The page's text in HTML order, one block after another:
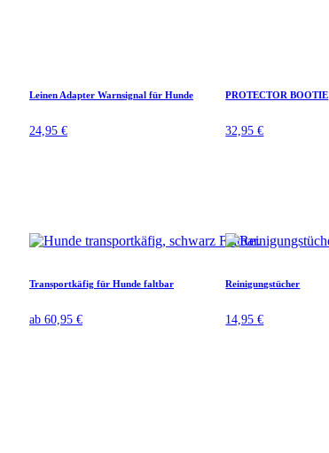
Leinen Adapter Warnsignal für Hunde
24,95€
PROTECTOR BOOTIE
32,95€
Transportkäfig für Hunde faltbar
ab60,95€
Reinigungstücher
14,95€